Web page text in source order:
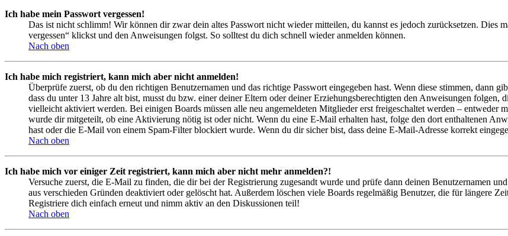
Ich habe mein Passwort vergessen!
Das ist nicht schlimm! Wir können dir zwar dein altes Passwort nicht wieder mitteilen, du kannst es jedoch zurücksetzen. Dies
vergessen“ klickst und den Anweisungen folgst. So solltest du dich schnell wieder anmelden können.
Nach oben
Ich habe mich registriert, kann mich aber nicht anmelden!
Überprüfe zuerst, ob du den richtigen Benutzernamen und das richtige Passwort eingegeben hast. Wenn diese stimmen, dann
dass du unter 13 Jahre alt bist, musst du bzw. einer deiner Eltern oder deiner Erziehungsberechtigten den Anweisungen
vielleicht aktiviert werden. Bei einigen Boards müssen alle neu angemeldeten Mitglieder erst freigeschaltet werden – entweder
wurde dir mitgeteilt, ob eine Aktivierung nötig ist oder nicht. Wenn du eine E-Mail erhalten hast, folge den dort enthaltenen
hast oder die E-Mail von einem Spam-Filter blockiert wurde. Wenn du dir sicher bist, dass deine E-Mail-Adresse korrekt
Nach oben
Ich habe mich vor einiger Zeit registriert, kann mich aber nicht mehr anmelden?!
Versuche zuerst, die E-Mail zu finden, die dir bei der Registrierung zugesandt wurde und prüfe dann deinen Benutzernamen
aus verschieden Gründen deaktiviert oder gelöscht hat. Außerdem löschen viele Boards regelmäßig Benutzer, die für längere
Registriere dich einfach erneut und nimm aktiv an den Diskussionen teil!
Nach oben